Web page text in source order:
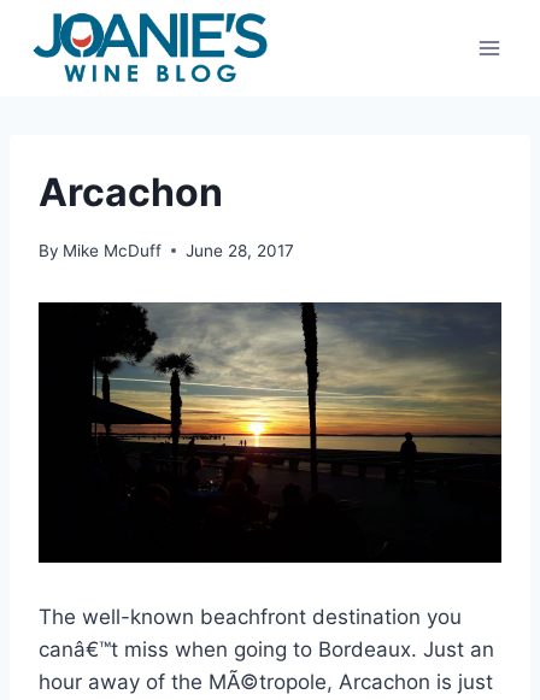
content
Arcachon
By Mike McDuff June 28, 2017
The well-known beachfront destination you
canâ€™t miss when going to Bordeaux. Just an
hour away of the MÃ©tropole, Arcachon is just